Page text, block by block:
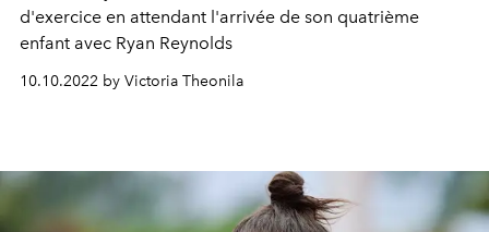
d'exercice en attendant l'arrivée de son quatrième
enfant avec Ryan Reynolds
10.10.2022 by Victoria Theonila